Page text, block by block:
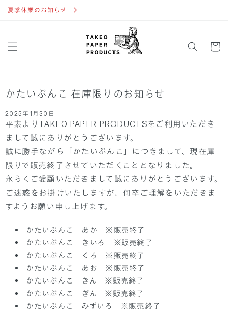
ンツに
夏季休業のお知らせ
ー
かたいぶんこ 在庫限りのお知らせ
2025年1月30日
平素よりTAKEO PAPER PRODUCTSをご利用いただき
まして誠にありがとうございます。
誠に勝手ながら「かたいぶんこ」につきまして、現在庫
限りで販売終了させていただくこととなりました。
永らくご愛顧いただきまして誠にありがとうございます。
ご迷惑をお掛けいたしますが、何卒ご理解をいただきま
すようお願い申し上げます。
かたいぶんこ あか ※販売終了
かたいぶんこ きいろ ※販売終了
かたいぶんこ くろ ※販売終了
かたいぶんこ あお ※販売終了
かたいぶんこ きん ※販売終了
かたいぶんこ ぎん ※販売終了
かたいぶんこ みずいろ ※販売終了